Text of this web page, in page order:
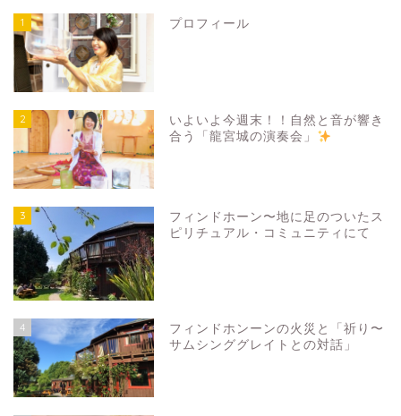
1 プロフィール
2
いよいよ今週末！！自然と音が響き
合う「龍宮城の演奏会」
3
フィンドホーン〜地に足のついたス
ピリチュアル・コミュニティにて
4
フィンドホンーンの火災と「祈り〜
サムシンググレイトとの対話」